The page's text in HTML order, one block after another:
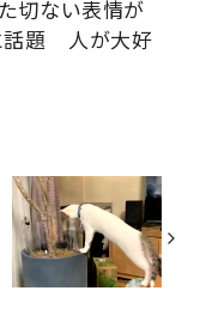
切ない表情が
話題 人が大好